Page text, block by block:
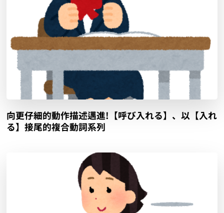
向更仔細的動作描述邁進!【呼び入れる】、以【入れ
る】接尾的複合動詞系列